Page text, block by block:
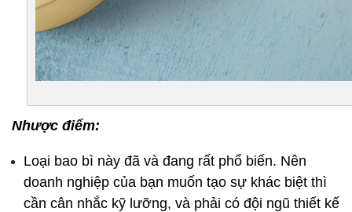
Nhược điểm:
Loại bao bì này đã và đang rất phổ biến. Nên
doanh nghiệp của bạn muốn tạo sự khác biệt thì
cần cân nhắc kỹ lưỡng, và phải có đội ngũ thiết kế